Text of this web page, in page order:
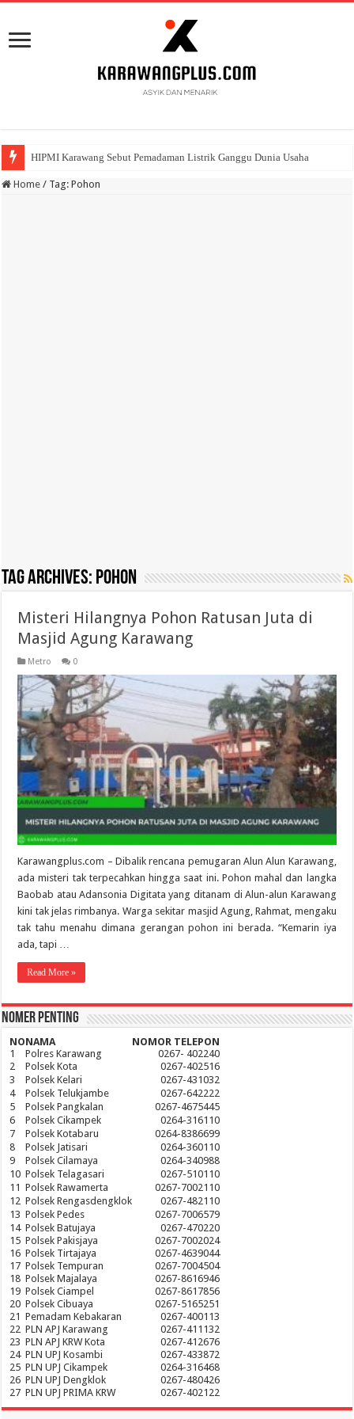
HIPMI Karawang Sebut Pemadaman Listrik Ganggu Dunia Usaha
Home / Tag:Pohon
Tag Archives: Pohon
Misteri Hilangnya Pohon Ratusan Juta di
Masjid Agung Karawang
Metro 0
Karawangplus.com – Dibalik rencana pemugaran Alun Alun Karawang,
ada misteri tak terpecahkan hingga saat ini. Pohon mahal dan langka
Baobab atau Adansonia Digitata yang ditanam di Alun-alun Karawang
kini tak jelas rimbanya. Warga sekitar masjid Agung, Rahmat, mengaku
tak tahu menahu dimana gerangan pohon ini berada. “Kemarin iya
ada, tapi …
Read More »
Nomer Penting
NONAMA
NOMOR TELEPON
1
Polres Karawang
0267- 402240
2
Polsek Kota
0267-402516
3
Polsek Kelari
0267-431032
4
Polsek Telukjambe
0267-642222
5
Polsek Pangkalan
0267-4675445
6
Polsek Cikampek
0264-316110
7
Polsek Kotabaru
0264-8386699
8
Polsek Jatisari
0264-360110
9
Polsek Cilamaya
0264-340988
10 Polsek Telagasari
0267-510110
11 Polsek Rawamerta
0267-7002110
12 Polsek Rengasdengklok
0267-482110
13 Polsek Pedes
0267-7006579
14 Polsek Batujaya
0267-470220
15 Polsek Pakisjaya
0267-7002024
16 Polsek Tirtajaya
0267-4639044
17 Polsek Tempuran
0267-7004504
18 Polsek Majalaya
0267-8616946
19 Polsek Ciampel
0267-8617856
20 Polsek Cibuaya
0267-5165251
21 Pemadam Kebakaran
0267-400113
22 PLN APJ Karawang
0267-411132
23 PLN APJ KRW Kota
0267-412676
24 PLN UPJ Kosambi
0267-433872
25 PLN UPJ Cikampek
0264-316468
26 PLN UPJ Dengklok
0267-480426
27 PLN UPJ PRIMA KRW 0267-402122